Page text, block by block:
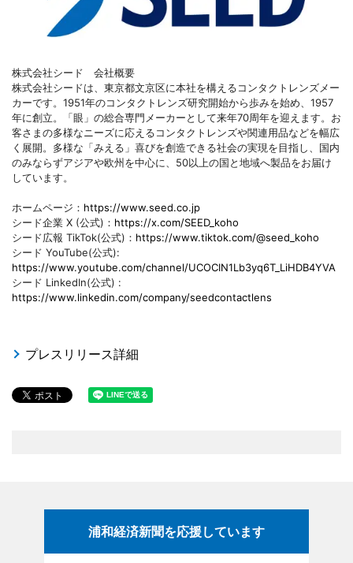
株式会社シード 会社概要
株式会社シードは、東京都文京区に本社を構えるコンタクトレンズメー
カーです。1951年のコンタクトレンズ研究開始から歩みを始め、1957
年に創立。「眼」の総合専門メーカーとして来年70周年を迎えます。お
客さまの多様なニーズに応えるコンタクトレンズや関連用品などを幅広
く展開。多様な「みえる」喜びを創造できる社会の実現を目指し、国内
のみならずアジアや欧州を中心に、50以上の国と地域へ製品をお届け
しています。
ホームページ： https://www.seed.co.jp
シード企業 X (公式)： https://x.com/SEED_koho
シード広報 TikTok(公式)： https://www.tiktok.com/@seed_koho
シード YouTube(公式):
https://www.youtube.com/channel/UCOCIN1Lb3yq6T_LiHDB4YVA
シード LinkedIn(公式) :
https://www.linkedin.com/company/seedcontactlens
プレスリリース詳細
浦和経済新聞を応援しています